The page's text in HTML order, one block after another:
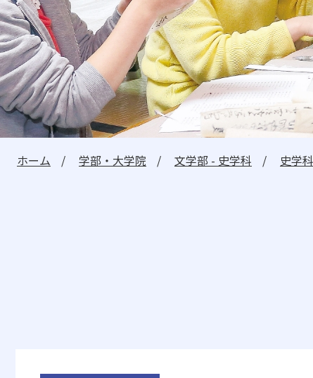
学長メッセージ
教員紹介
教育情報の公開
教職課程の情報公開
ホーム 学部・大学院 文学部 - 史学科 史学